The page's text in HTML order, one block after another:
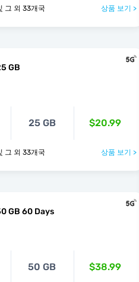
🇨🇾 🇨🇿 및 그 외 33개국 상품 보기 >
GB
25 GB $20.99
🇨🇾 🇨🇿 및 그 외 33개국 상품 보기 >
GB 60 Days
50 GB $38.99